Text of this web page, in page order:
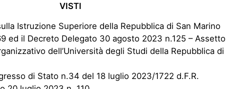
VISTI
Istruzione Superiore della Repubblica di San Marino
ed il Decreto Delegato 30 agosto 2023 n.125 – Assetto
dell’Università degli Studi della Repubblica di
di Stato n.34 del 18 luglio 2023/1722 d.F.R.